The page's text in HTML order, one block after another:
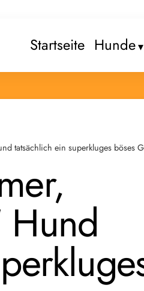
Startseite Hunde
tatsächlich ein superkluges böses
Hund